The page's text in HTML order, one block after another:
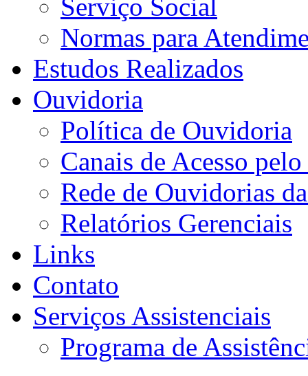
Serviço Social
Normas para
Estudos Realizados
Ouvidoria
Política de Ouvidoria
Canais de Acesso
Rede de Ouvidorias
Relatórios Gerenciais
Links
Contato
Serviços Assistenciais
Programa de